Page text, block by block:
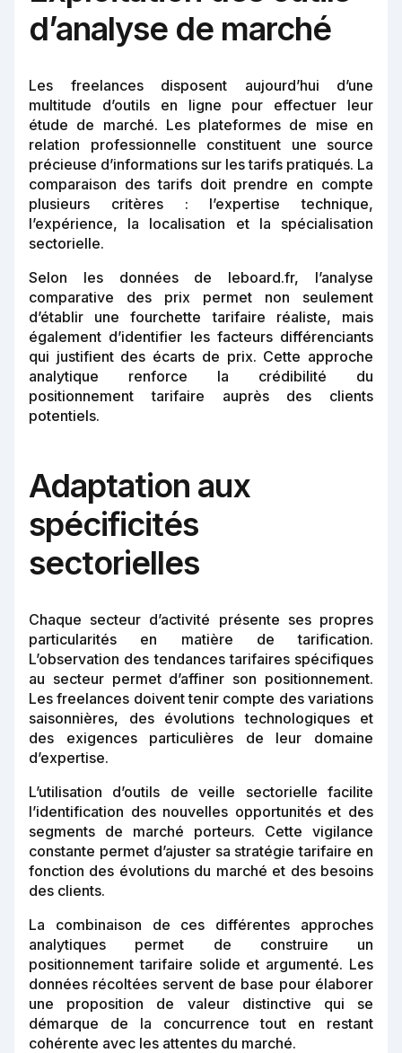
d’analyse de marché
Les freelances disposent aujourd’hui d’une
multitude d’outils en ligne pour effectuer leur
étude de marché. Les plateformes de mise en
relation professionnelle constituent une source
précieuse d’informations sur les tarifs pratiqués. La
comparaison des tarifs doit prendre en compte
plusieurs critères : l’expertise technique,
l’expérience, la localisation et la spécialisation
sectorielle.
Selon les données de leboard.fr, l’analyse
comparative des prix permet non seulement
d’établir une fourchette tarifaire réaliste, mais
également d’identifier les facteurs différenciants
qui justifient des écarts de prix. Cette approche
analytique renforce la crédibilité du
positionnement tarifaire auprès des clients
potentiels.
Adaptation aux
spécificités
sectorielles
Chaque secteur d’activité présente ses propres
particularités en matière de tarification.
L’observation des tendances tarifaires spécifiques
au secteur permet d’affiner son positionnement.
Les freelances doivent tenir compte des variations
saisonnières, des évolutions technologiques et
des exigences particulières de leur domaine
d’expertise.
L’utilisation d’outils de veille sectorielle facilite
l’identification des nouvelles opportunités et des
segments de marché porteurs. Cette vigilance
constante permet d’ajuster sa stratégie tarifaire en
fonction des évolutions du marché et des besoins
des clients.
La combinaison de ces différentes approches
analytiques permet de construire un
positionnement tarifaire solide et argumenté. Les
données récoltées servent de base pour élaborer
une proposition de valeur distinctive qui se
démarque de la concurrence tout en restant
cohérente avec les attentes du marché.